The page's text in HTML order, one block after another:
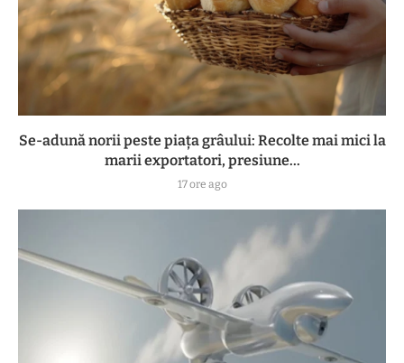
Se-adună norii peste piața grâului: Recolte mai mici la
marii exportatori, presiune...
17 ore ago